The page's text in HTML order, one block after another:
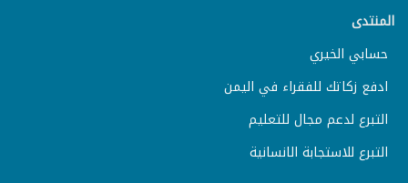
المنتدى
حسابي الخيري
ادفع زكاتك للفقراء في اليمن
التبرع لدعم مجال للتعليم
التبرع للاستجابة الانسانية